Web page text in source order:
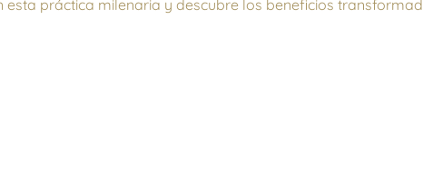
esta práctica milenaria y descubre los beneficios